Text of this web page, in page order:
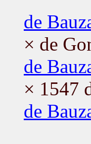
de
× de
de
× 1547
de